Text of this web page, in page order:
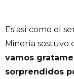
Es así como el
Minería sostuvo
vamos
sorprendidos